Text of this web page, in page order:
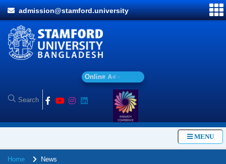
admission@stamford.university
Onl ine Ad m
MENU
Home News